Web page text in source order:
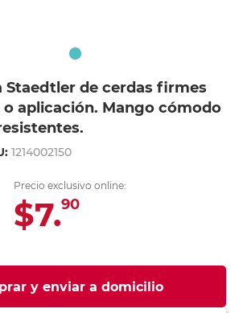
Staedtler de cerdas firmes
o aplicación. Mango cómodo
1214002150
Precio exclusivo online:
$7.90
y enviar a domicilio